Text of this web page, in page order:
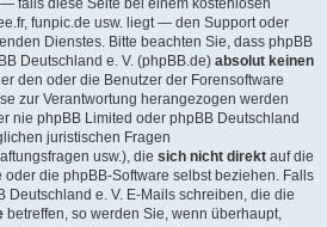
falls diese Seite bei einem kostenlosen
funpic.de usw. liegt — den Support oder
Dienstes. Bitte beachten Sie, dass phpBB
Deutschland e. V. (phpBB.de) absolut keinen
den oder die Benutzer der Forensoftware
zur Verantwortung herangezogen werden
nie phpBB Limited oder phpBB Deutschland
juristischen Fragen
usw.), die sich nicht direkt auf die
die phpBB-Software selbst beziehen. Falls
Deutschland e. V. E-Mails schreiben, die die
betreffen, so werden Sie, wenn überhaupt,